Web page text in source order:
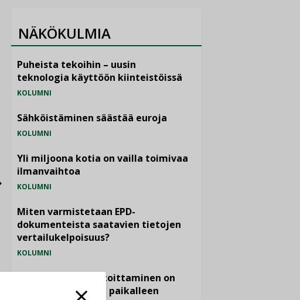
NÄKÖKULMIA
Puheista tekoihin – uusin
teknologia käyttöön kiinteistöissä
KOLUMNI
Sähköistäminen säästää euroja
KOLUMNI
Yli miljoona kotia on vailla toimivaa
ilmanvaihtoa
KOLUMNI
Miten varmistetaan EPD-
dokumenteista saatavien tietojen
vertailukelpoisuus?
KOLUMNI
Vesi- ja viemärimitoittaminen on
jämähtänyt ajassa paikalleen